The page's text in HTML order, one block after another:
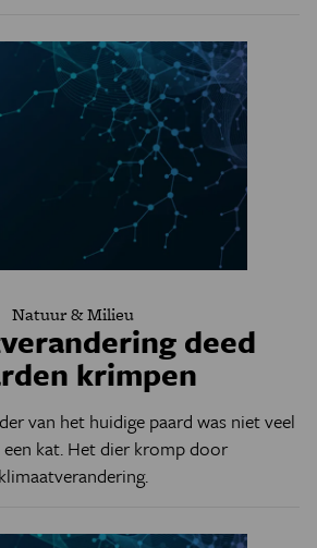
Natuur & Milieu
deed
krimpen
van het huidige paard was niet veel
kat. Het dier kromp door
klimaatverandering.